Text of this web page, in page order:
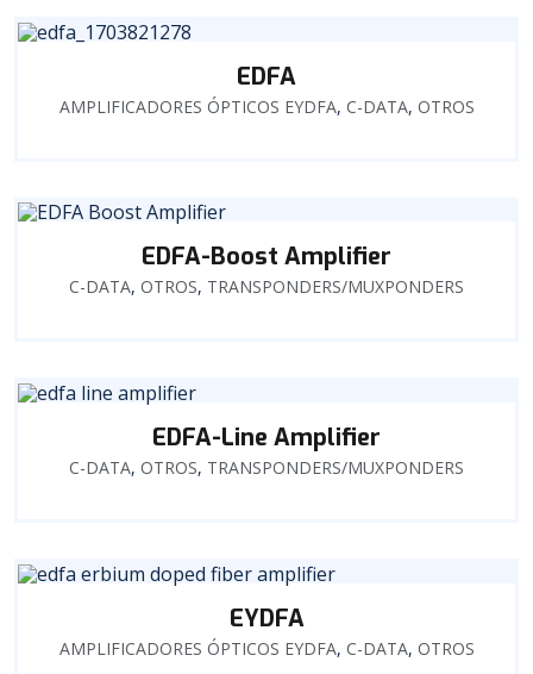
EDFA
AMPLIFICADORES ÓPTICOS EYDFA, C-DATA, OTROS
EDFA-Boost Amplifier
C-DATA, OTROS, TRANSPONDERS/MUXPONDERS
EDFA-Line Amplifier
C-DATA, OTROS, TRANSPONDERS/MUXPONDERS
EYDFA
AMPLIFICADORES ÓPTICOS EYDFA, C-DATA, OTROS